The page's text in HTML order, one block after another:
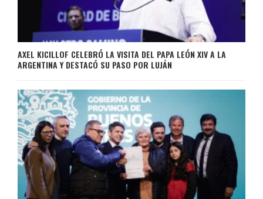
AXEL KICILLOF CELEBRÓ LA VISITA DEL PAPA LEÓN XIV A LA
ARGENTINA Y DESTACÓ SU PASO POR LUJÁN